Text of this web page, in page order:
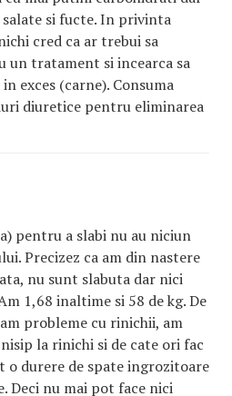
si fucte. In privinta
cred ca ar trebui sa
un tratament si incearca sa
exces (carne). Consuma
diuretice pentru eliminarea
pentru a slabi nu au niciun
Precizez ca am din nastere
nu sunt slabuta dar nici
1,68 inaltime si 58 de kg. De
probleme cu rinichii, am
la rinichi si de cate ori fac
o durere de spate ingrozitoare
Deci nu mai pot face nici